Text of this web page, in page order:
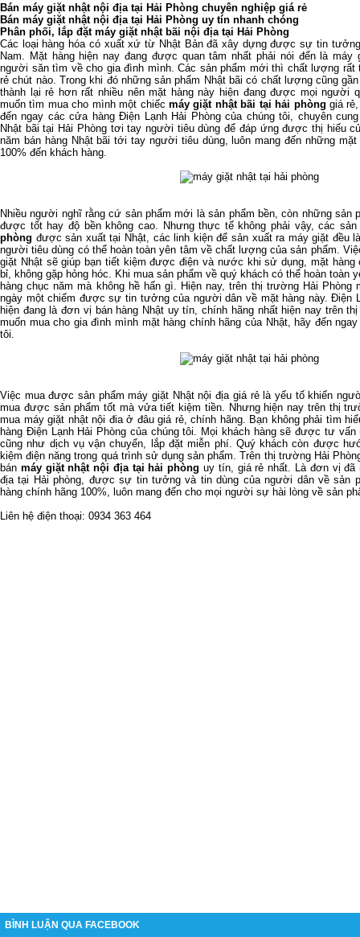
Bán máy giặt nhật nội địa tại Hải Phòng chuyên nghiệp giá rẻ
Bán máy giặt nhật nội địa tại Hải Phòng uy tín nhanh chóng
Phân phối, lắp đặt máy giặt nhật bãi nội địa tại Hải Phòng
Các loại hàng hóa có xuất xứ từ Nhật Bản đã xây dựng được sự tin
Nam. Mặt hàng hiện nay đang được quan tâm nhất phải nói đến là
người săn tìm về cho gia đình mình. Các sản phẩm mới thì chất lượng rất
rẻ chút nào. Trong khi đó những sản phẩm Nhật bãi có chất lượng cũng
thành lại rẻ hơn rất nhiều nên mặt hàng này hiện đang được mọi người
muốn tìm mua cho mình một chiếc máy giặt nhật bãi tại hải phòng giá
đến ngay các cửa hàng Điện Lạnh Hải Phòng của chúng tôi, chuyên
Nhật bãi tại Hải Phòng tơi tay người tiêu dùng để đáp ứng được thị hiếu
năm bán hàng Nhật bãi tới tay người tiêu dùng, luôn mang đến những
100% đến khách hàng.
Nhiều người nghĩ rằng cứ sản phẩm mới là sản phẩm bền, còn những sản
được tốt hay độ bền không cao. Nhưng thực tế không phải vậy, các
phòng được sản xuất tại Nhật, các linh kiện để sản xuất ra máy giặt đều
người tiêu dùng có thể hoàn toàn yên tâm về chất lượng của sản phẩm.
giặt Nhật sẽ giúp bạn tiết kiệm được điện và nước khi sử dụng, mặt hàng
bỉ, không gặp hỏng hóc. Khi mua sản phẩm về quý khách có thể hoàn toàn
hàng chục năm mà không hề hấn gì. Hiện nay, trên thị trường Hải Phòng
ngày một chiếm được sự tin tưởng của người dân về mặt hàng này. Điện
hiện đang là đơn vị bán hàng Nhật uy tín, chính hãng nhất hiện nay trên
muốn mua cho gia đình mình mặt hàng chính hãng của Nhật, hãy đến
tôi.
Việc mua được sản phẩm máy giặt Nhật nội địa giá rẻ là yếu tố khiến
mua được sản phẩm tốt mà vửa tiết kiệm tiền. Nhưng hiện nay trên thị
mua máy giặt nhật nội đia ở đâu giá rẻ, chính hãng. Bạn không phải tìm
hàng Điện Lạnh Hải Phòng của chúng tôi. Mọi khách hàng sẽ được tư
cũng như dịch vụ vận chuyển, lắp đặt miễn phí. Quý khách còn được
kiệm điện năng trong quá trình sử dụng sản phẩm. Trên thị trường Hải
bán máy giặt nhật nội địa tại hải phòng uy tín, giá rẻ nhất. Là đơn vị đã
địa tại Hải phòng, được sự tin tưởng và tin dùng của người dân về sản
hàng chính hãng 100%, luôn mang đến cho mọi người sự hài lòng về sản
Liên hệ điện thoại: 0934 363 464
BÌNH LUẬN QUA FACEBOOK